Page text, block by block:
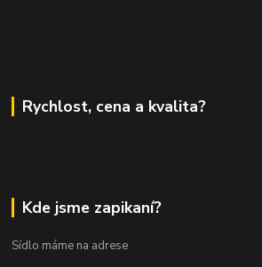
Rychlost, cena a kvalita?
Kde jsme zapikaní?
Sídlo máme na adrese